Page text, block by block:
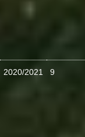
2020/2021 9